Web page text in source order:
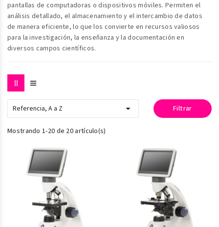
pantallas de computadoras o dispositivos móviles. Permiten el
análisis detallado, el almacenamiento y el intercambio de datos
de manera eficiente, lo que los convierte en recursos valiosos
para la investigación, la enseñanza y la documentación en
diversos campos científicos.
Referencia, A a Z  Filtrar
Mostrando 1-20 de 20 artículo(s)